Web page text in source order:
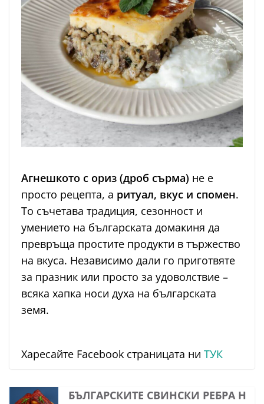
Агнешкото с ориз (дроб сърма) не е
просто рецепта, а ритуал, вкус и спомен.
То съчетава традиция, сезонност и
умението на българската домакиня да
превръща простите продукти в тържество
на вкуса. Независимо дали го приготвяте
за празник или просто за удоволствие –
всяка хапка носи духа на българската
земя.
Харесайте Facebook страницата ни ТУК
БЪЛГАРСКИТЕ СВИНСКИ РЕБРА Н